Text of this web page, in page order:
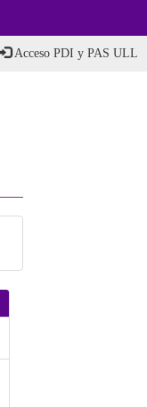
Acceso PDI y PAS ULL